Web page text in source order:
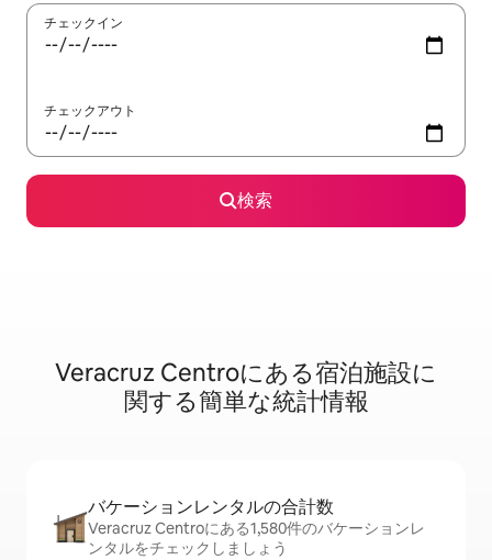
チェックイン
チェックアウト
検索
Veracruz Centroに⁠あ⁠る宿⁠泊⁠施⁠設⁠に
関⁠す⁠る簡⁠単⁠な統⁠計⁠情⁠報
バケーションレ⁠ン⁠タ⁠ル⁠の合⁠計⁠数
Veracruz Centroにある1,580件のバケーションレ
ンタルをチェックしましょう